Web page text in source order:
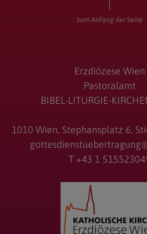
zum Anfang der Seite
Erzdiözese Wien
Pastoralamt
BIBEL-LITURGIE-
1010 Wien, Stephansplatz 6,
T +43 1